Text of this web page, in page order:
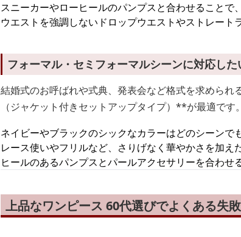
スニーカーやローヒールのパンプスと合わせることで
ウエストを強調しないドロップウエストやストレート
フォーマル・セミフォーマルシーンに対応し
結婚式のお呼ばれや式典、発表会など格式を求めら
（ジャケット付きセットアップタイプ）**が最適です。
ネイビーやブラックのシックなカラーはどのシーンで
レース使いやフリルなど、さりげなく華やかさを加え
ヒールのあるパンプスとパールアクセサリーを合わせ
上品なワンピース 60代選びでよくある失